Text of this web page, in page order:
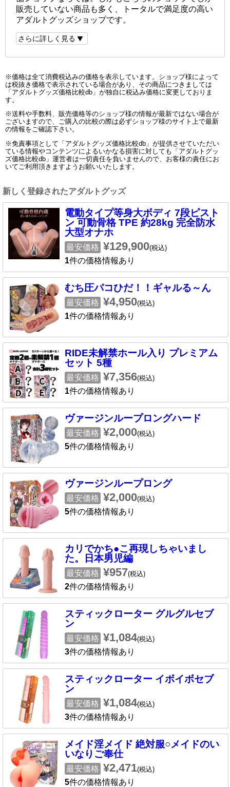
販売していない商品も多く、トータルで満足度の高い
アダルトグッズショップです。
さらに詳しく見る
※価格は全て消費税込みの価格を表示しています。ショップ様によって
は税抜き価格で表示されている場合があり、その商品につきましては
「アダルトグッズ価格比較db」が独自に税込み価格に変更しておりま
す。
※送料や手数料、販売価格等のショップ様の情報が最新ではない場合が
ございますので、ご購入の比較の際は必ずショップ様のサイト上で最新
の情報をご確認下さい。
※免責事項として「アダルトグッズ価格比較db」が提供させていただい
ている情報やコンテンツによるいかなる損害に対しても「アダルトグッ
ズ価格比較db」運営者は一切責任を負いませんので、お客様の責任にお
いてご利用頂きますようお願いいたします。
新しく登録されたアダルトグッズ
電動タイプ等身大ボディ 7段ピスト
ン 可動骨格 TPE 約28kg 完全防水
大型オナホ
最安価格 ¥129,900(税込)
1件の価格情報あり
むち圧パコひだ！！ギャルる～ん
最安価格 ¥4,950(税込)
1件の価格情報あり
RIDE未解禁ホール入り プレミアム
セット 5種
最安価格 ¥7,356(税込)
1件の価格情報あり
ヴァージンループロングハード
最安価格 ¥2,000(税込)
5件の価格情報あり
ヴァージンループロング
最安価格 ¥2,000(税込)
5件の価格情報あり
カリでかち●こ再現しちゃいまし
た。日本男児編
最安価格 ¥957(税込)
2件の価格情報あり
スティックローター グルグルセブ
ン
最安価格 ¥1,084(税込)
3件の価格情報あり
スティックローター イボイボセブ
ン
最安価格 ¥1,084(税込)
3件の価格情報あり
メイド淫メイド 絶対服○メイドのい
いなりご奉仕
最安価格 ¥2,471(税込)
5件の価格情報あり